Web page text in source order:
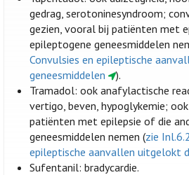
gedrag, serotoninesyndroom;
gezien, vooral bij patiënten met
epileptogene geneesmiddelen
Convulsies en epileptische
geneesmiddelen
).
Tramadol: ook anafylactische
vertigo, beven, hypoglykemie;
patiënten met epilepsie of die
geneesmiddelen nemen (zie
epileptische aanvallen uitgelokt
Sufentanil: bradycardie.